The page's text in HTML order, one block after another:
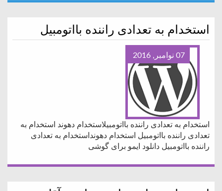
استخدام به تعدادی راننده بااتومبیل
07 نوامبر, 2016
استخدام به تعدادی راننده بااتومبیلاستخدام دهوند استخدام به
تعدادی راننده بااتومبیل استخدام دهونداستخدام به تعدادی
راننده بااتومبیل دانلود ایمو برای گوشی